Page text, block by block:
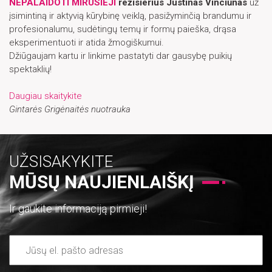
NEPALAIDOTI MIRUSIEJI režisierius Justinas Vinciūnas už
įsimintiną ir aktyvią kūrybinę veiklą, pasižyminčią brandumu ir
profesionalumu, sudėtingų temų ir formų paieška, drąsa
eksperimentuoti ir atida žmogiškumui.
Džiūgaujam kartu ir linkime pastatyti dar gausybę puikių
spektaklių!
Daugiau skaitykite
Gintarės Grigėnaitės nuotrauka
UŽSISAKYKITE
MŪSŲ NAUJIENLAIŠKĮ
Ir gaukite informaciją pirmieji!